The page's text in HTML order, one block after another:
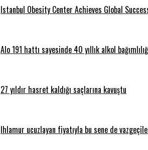
Istanbul Obesity Center Achieves Global
Alo 191 hattı sayesinde 40 yıllık alkol
27 yıldır hasret kaldığı saçlarına kavuştu
Ihlamur ucuzlayan fiyatıyla bu sene de